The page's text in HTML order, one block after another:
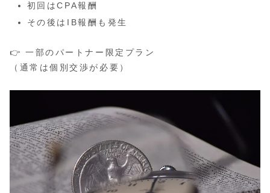
初回はCPA報酬
その後はIB報酬も発生
👉 一部のパートナー限定プラン
（通常は個別交渉が必要）